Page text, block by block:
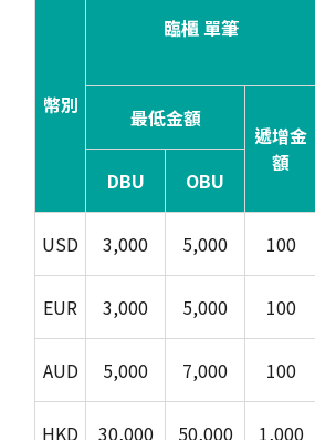
幣別
臨櫃 單筆
最低金額
遞增金
額
DBU OBU
USD 3,000 5,000 100
EUR 3,000 5,000 100
AUD 5,000 7,000 100
HKD 30,000 50,000 1,000